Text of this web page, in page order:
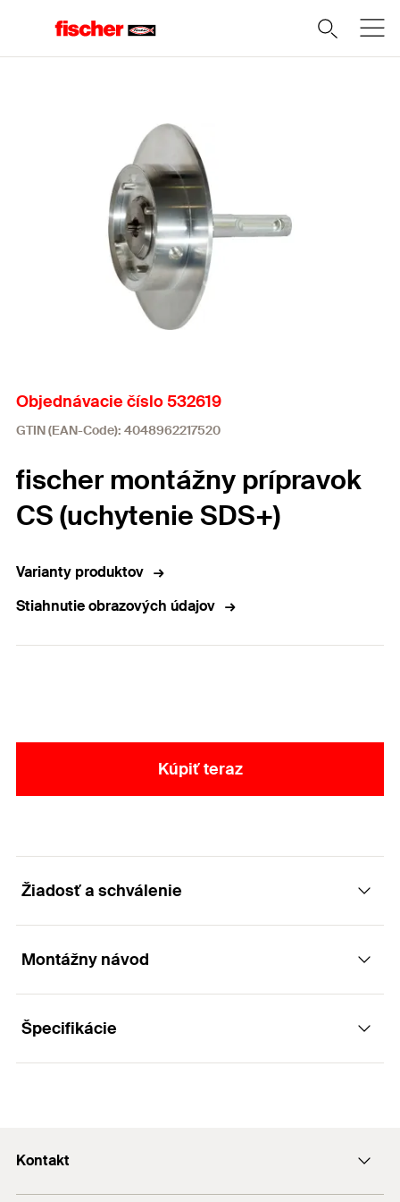
Objednávacie číslo 532619
GTIN (EAN-Code): 4048962217520
fischer montážny prípravok
CS (uchytenie SDS+)
Varianty produktov
Stiahnutie obrazových údajov
Kúpiť teraz
Žiadosť a schválenie
Aplikácia
Na zaskrutkovanie do izolačného tanierika pri
Montážny návod
Princíp funkcie / montáž
Špecifikácie
Balenie
St.
GTIN (EAN-Code)
4048962217520
Kontakt